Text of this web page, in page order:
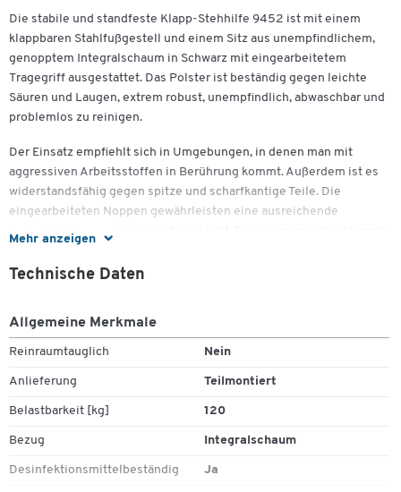
Mehr anzeigen
Die stabile und standfeste Klapp-Stehhilfe 9452 ist mit einem
klappbaren Stahlfußgestell und einem Sitz aus unempfindlichem,
genopptem Integralschaum in Schwarz mit eingearbeitetem
Tragegriff ausgestattet. Das Polster ist beständig gegen leichte
Säuren und Laugen, extrem robust, unempfindlich, abwaschbar und
problemlos zu reinigen.
Der Einsatz empfiehlt sich in Umgebungen, in denen man mit
aggressiven Arbeitsstoffen in Berührung kommt. Außerdem ist es
widerstandsfähig gegen spitze und scharfkantige Teile. Die
eingearbeiteten Noppen gewährleisten eine ausreichende
Luftzirkulation und einen sicheren Halt. Der ergonomisch geformte
durch eine Raster-Mechanik. Der große Sitzhöhenverstellbereich
Materialien sind sortenrein und recycelbar.
Die Stehhilfe ist nach DIN 68877, nach dem
Qualitätsmanagementsystem DIN EN ISO 9001, der Verordnung
14001 geprüft und zertifiziert und trägt zusätzlich das GS-Zertifikat
für geprüfte Sicherheit.
Technische Daten
Allgemeine Merkmale
Reinraumtauglich Nein
Anlieferung Teilmontiert
Belastbarkeit [kg] 120
Bezug Integralschaum
Desinfektionsmittelbeständig Ja